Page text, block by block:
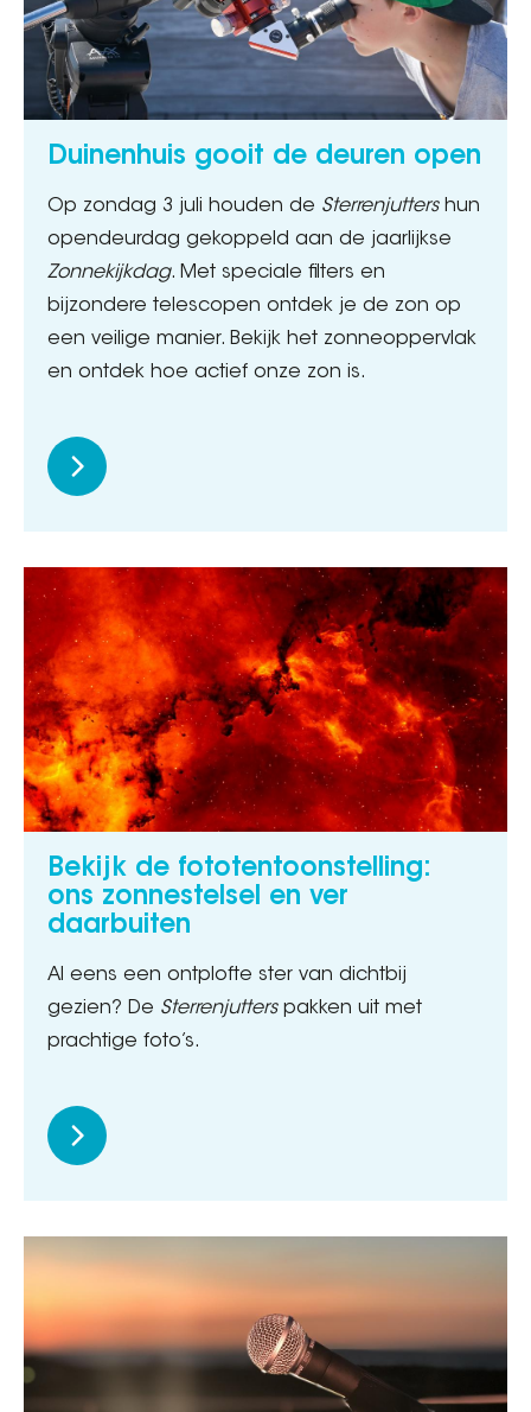
Duinenhuis gooit de deuren open
Op zondag 3 juli houden de Sterrenjutters hun
opendeurdag gekoppeld aan de jaarlijkse
Zonnekijkdag. Met speciale filters en
bijzondere telescopen ontdek je de zon op
een veilige manier. Bekijk het zonneoppervlak
en ontdek hoe actief onze zon is.
Bekijk de fototentoonstelling:
ons zonnestelsel en ver
daarbuiten
Al eens een ontplofte ster van dichtbij
gezien? De Sterrenjutters pakken uit met
prachtige foto’s.